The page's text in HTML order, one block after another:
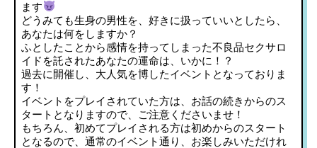
ます
どうみても生身の男性を、好きに扱っていいとしたら、
あなたは何をしますか？
ふとしたことから感情を持ってしまった不良品セクサロ
イドを託されたあなたの運命は、いかに！？
過去に開催し、大人気を博したイベントとなっておりま
す！
イベントをプレイされていた方は、お話の続きからのス
タートとなりますので、ご注意くださいませ！
もちろん、初めてプレイされる方は初めからのスタート
となるので、通常のイベント通り、お楽しみいただけれ